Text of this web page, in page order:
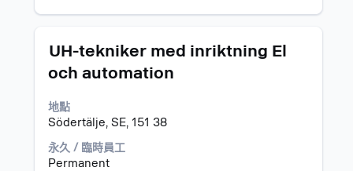
整
內
標
UH-tekniker med inriktning El
och automation
地點
Södertälje, SE, 151 38
永久 / 臨時員工
Permanent
選
空
列
以
檢
視